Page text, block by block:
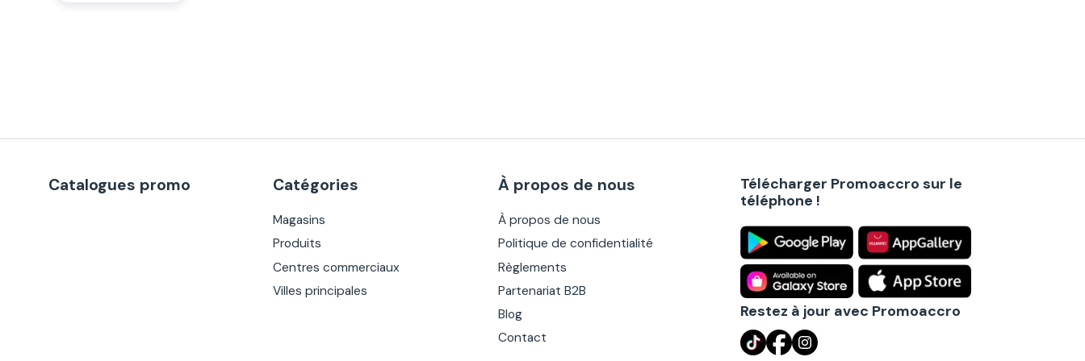
Catalogues promo Catégories
Magasins
Produits
Centres commerciaux
Villes principales
À propos de nous
À propos de nous
Politique de confidentialité
Règlements
Partenariat B2B
Blog
Contact
Télécharger Promoaccro sur le
téléphone !
Restez à jour avec Promoaccro